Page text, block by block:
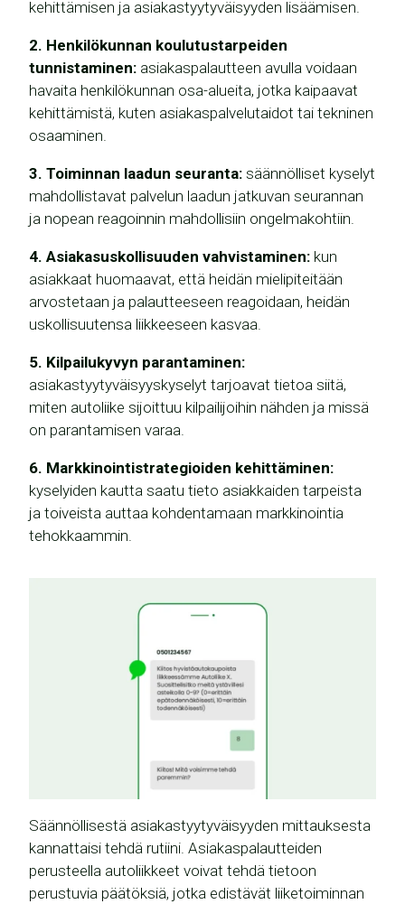
kehittämisen ja asiakastyytyväisyyden lisäämisen.
2. Henkilökunnan koulutustarpeiden
tunnistaminen: asiakaspalautteen avulla voidaan
havaita henkilökunnan osa-alueita, jotka kaipaavat
kehittämistä, kuten asiakaspalvelutaidot tai tekninen
osaaminen.
3. Toiminnan laadun seuranta: säännölliset kyselyt
mahdollistavat palvelun laadun jatkuvan seurannan
ja nopean reagoinnin mahdollisiin ongelmakohtiin.
4. Asiakasuskollisuuden vahvistaminen: kun
asiakkaat huomaavat, että heidän mielipiteitään
arvostetaan ja palautteeseen reagoidaan, heidän
uskollisuutensa liikkeeseen kasvaa.
5. Kilpailukyvyn parantaminen:
asiakastyytyväisyyskyselyt tarjoavat tietoa siitä,
miten autoliike sijoittuu kilpailijoihin nähden ja missä
on parantamisen varaa.
6. Markkinointistrategioiden kehittäminen:
kyselyiden kautta saatu tieto asiakkaiden tarpeista
ja toiveista auttaa kohdentamaan markkinointia
tehokkaammin.
Säännöllisestä asiakastyytyväisyyden mittauksesta
kannattaisi tehdä rutiini. Asiakaspalautteiden
perusteella autoliikkeet voivat tehdä tietoon
perustuvia päätöksiä, jotka edistävät liiketoiminnan